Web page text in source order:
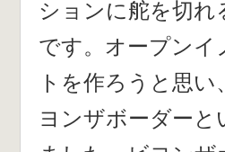
ションに舵を切
です。オープン
トを作ろうと思
ヨンザボーダー